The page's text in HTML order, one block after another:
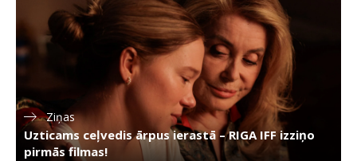
Ziņas
Uzticams ceļvedis ārpus ierastā – RIGA IFF izziņo
pirmās filmas!